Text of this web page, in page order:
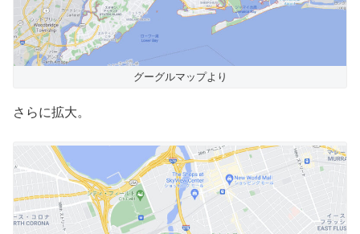
グーグルマップより
さらに拡大。